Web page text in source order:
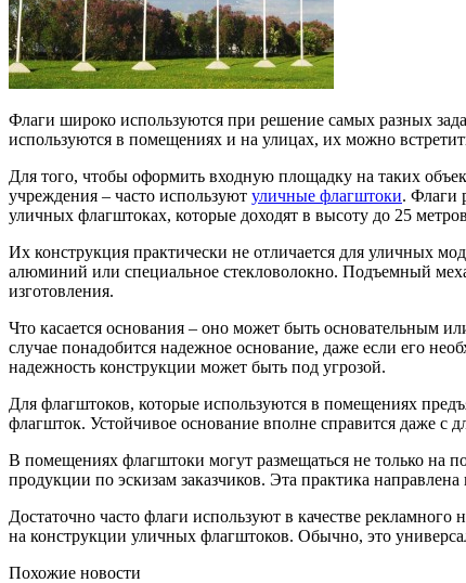
Флаги широко используются при решение самых разных
используются в помещениях и на улицах, их можно
Для того, чтобы оформить входную площадку на таких
учреждения – часто используют уличные флагштоки. Флаги
уличных флагштоках, которые доходят в высоту до 25
Их конструкция практически не отличается для уличных
алюминий или специальное стекловолокно. Подъемный
изготовления.
Что касается основания – оно может быть основательным
случае понадобится надежное основание, даже если его
надежность конструкции может быть под угрозой.
Для флагштоков, которые используются в помещениях
флагшток. Устойчивое основание вполне справится даже
В помещениях флагштоки могут размещаться не только на
продукции по эскизам заказчиков. Эта практика
Достаточно часто флаги используют в качестве
на конструкции уличных флагштоков. Обычно, это
Похожие новости